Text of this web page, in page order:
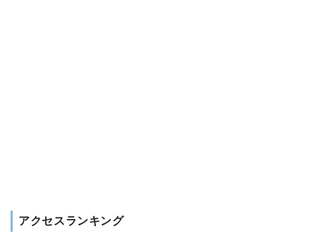
アクセスランキング